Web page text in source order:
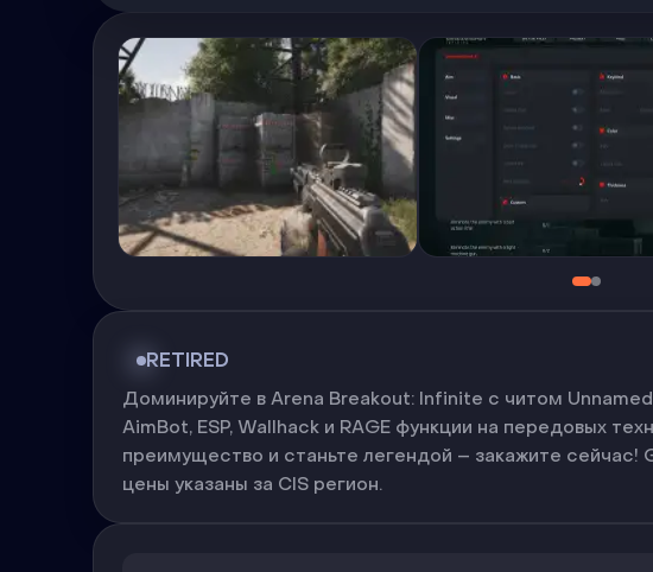
RETIRED
Доминируйте в Arena Breakout: Infinite с читом
AimBot, ESP, Wallhack и RAGE функции на передовых
преимущество и станьте легендой – закажите сейчас!
цены указаны за CIS регион.